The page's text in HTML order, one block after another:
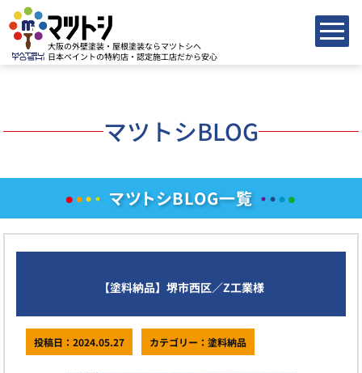
大阪の外壁塗装・屋根塗装ならマツトシへ
日本ペイントの特約店・認定施工店だから安心
マツトシBLOG
● ● ● ● マツトシBLOG一覧 ● ● ●●
【塗料納品】堺市西区／Z工業様
投稿日：2024.05.27 カテゴリー：塗料納品